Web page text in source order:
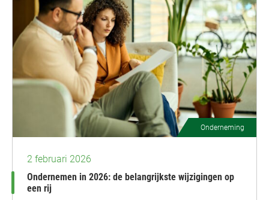
Onderneming
2 februari 2026
Ondernemen in 2026: de belangrijkste wijzigingen op
een rij